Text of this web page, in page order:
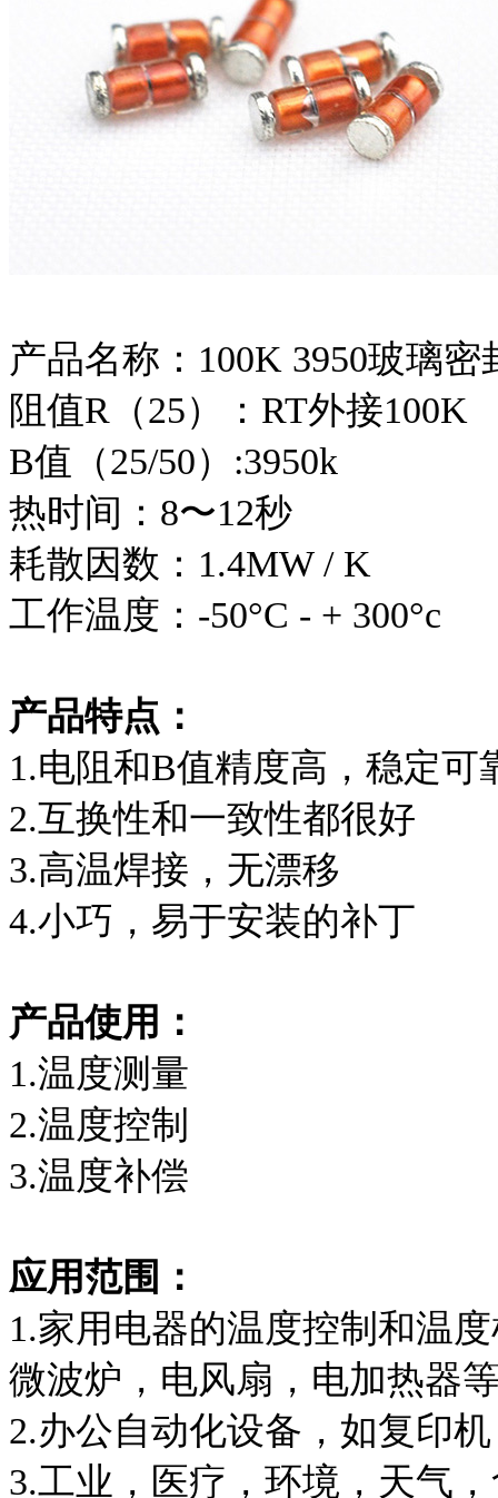
产品名称：100K 3950玻璃
阻值R（25）：RT外接100K
B值（25/50）:3950k
热时间：8〜12秒
耗散因数：1.4MW / K
工作温度：-50°C - + 300°c
产品特点：
1.电阻和B值精度高，稳定可
2.互换性和一致性都很好
3.高温焊接，无漂移
4.小巧，易于安装的补丁
产品使用：
1.温度测量
2.温度控制
3.温度补偿
应用范围：
1.家用电器的温度控制和温
微波炉，电风扇，电加热器
2.办公自动化设备，如复印
3.工业，医疗，环境，天气